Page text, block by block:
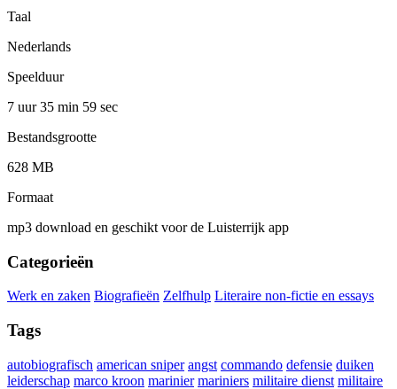
Taal
Nederlands
Speelduur
7 uur 35 min 59 sec
Bestandsgrootte
628 MB
Formaat
mp3 download en geschikt voor de Luisterrijk app
Categorieën
Werk en zaken Biografieën Zelfhulp Literaire non-fictie en essays
Tags
autobiografisch american sniper angst commando defensie duiken
leiderschap marco kroon marinier mariniers militaire dienst militaire